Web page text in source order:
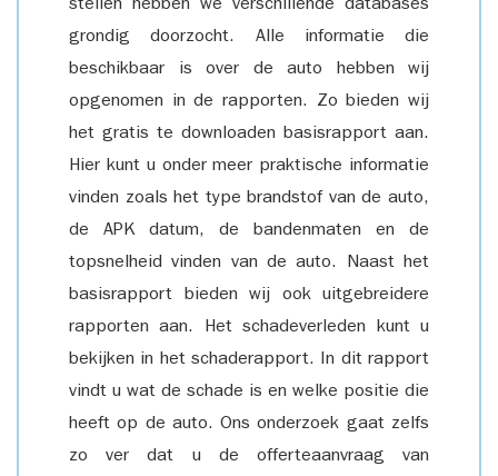
stellen hebben we verschillende databases
grondig doorzocht. Alle informatie die
beschikbaar is over de auto hebben wij
opgenomen in de rapporten. Zo bieden wij
het gratis te downloaden basisrapport aan.
Hier kunt u onder meer praktische informatie
vinden zoals het type brandstof van de auto,
de APK datum, de bandenmaten en de
topsnelheid vinden van de auto. Naast het
basisrapport bieden wij ook uitgebreidere
rapporten aan. Het schadeverleden kunt u
bekijken in het schaderapport. In dit rapport
vindt u wat de schade is en welke positie die
heeft op de auto. Ons onderzoek gaat zelfs
zo ver dat u de offerteaanvraag van